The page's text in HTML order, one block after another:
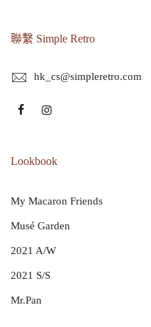
聯繫 Simple Retro
hk_cs@simpleretro.com
Lookbook
My Macaron Friends
Musé Garden
2021 A/W
2021 S/S
Mr.Pan